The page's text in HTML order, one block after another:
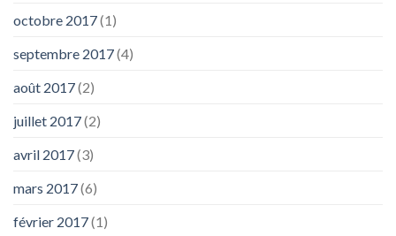
octobre 2017(1)
septembre 2017(4)
août 2017(2)
juillet 2017(2)
avril 2017(3)
mars 2017(6)
février 2017(1)